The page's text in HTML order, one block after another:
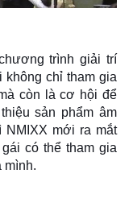
trình giải trí
chỉ tham gia
còn là cơ hội để
sản phẩm âm
NMIXX mới ra mắt
có thể tham gia
mình.